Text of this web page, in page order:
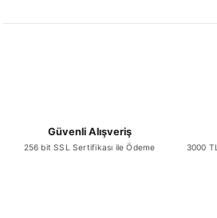
Güvenli Alışveriş
256 bit SSL Sertifikası ile Ödeme 3000